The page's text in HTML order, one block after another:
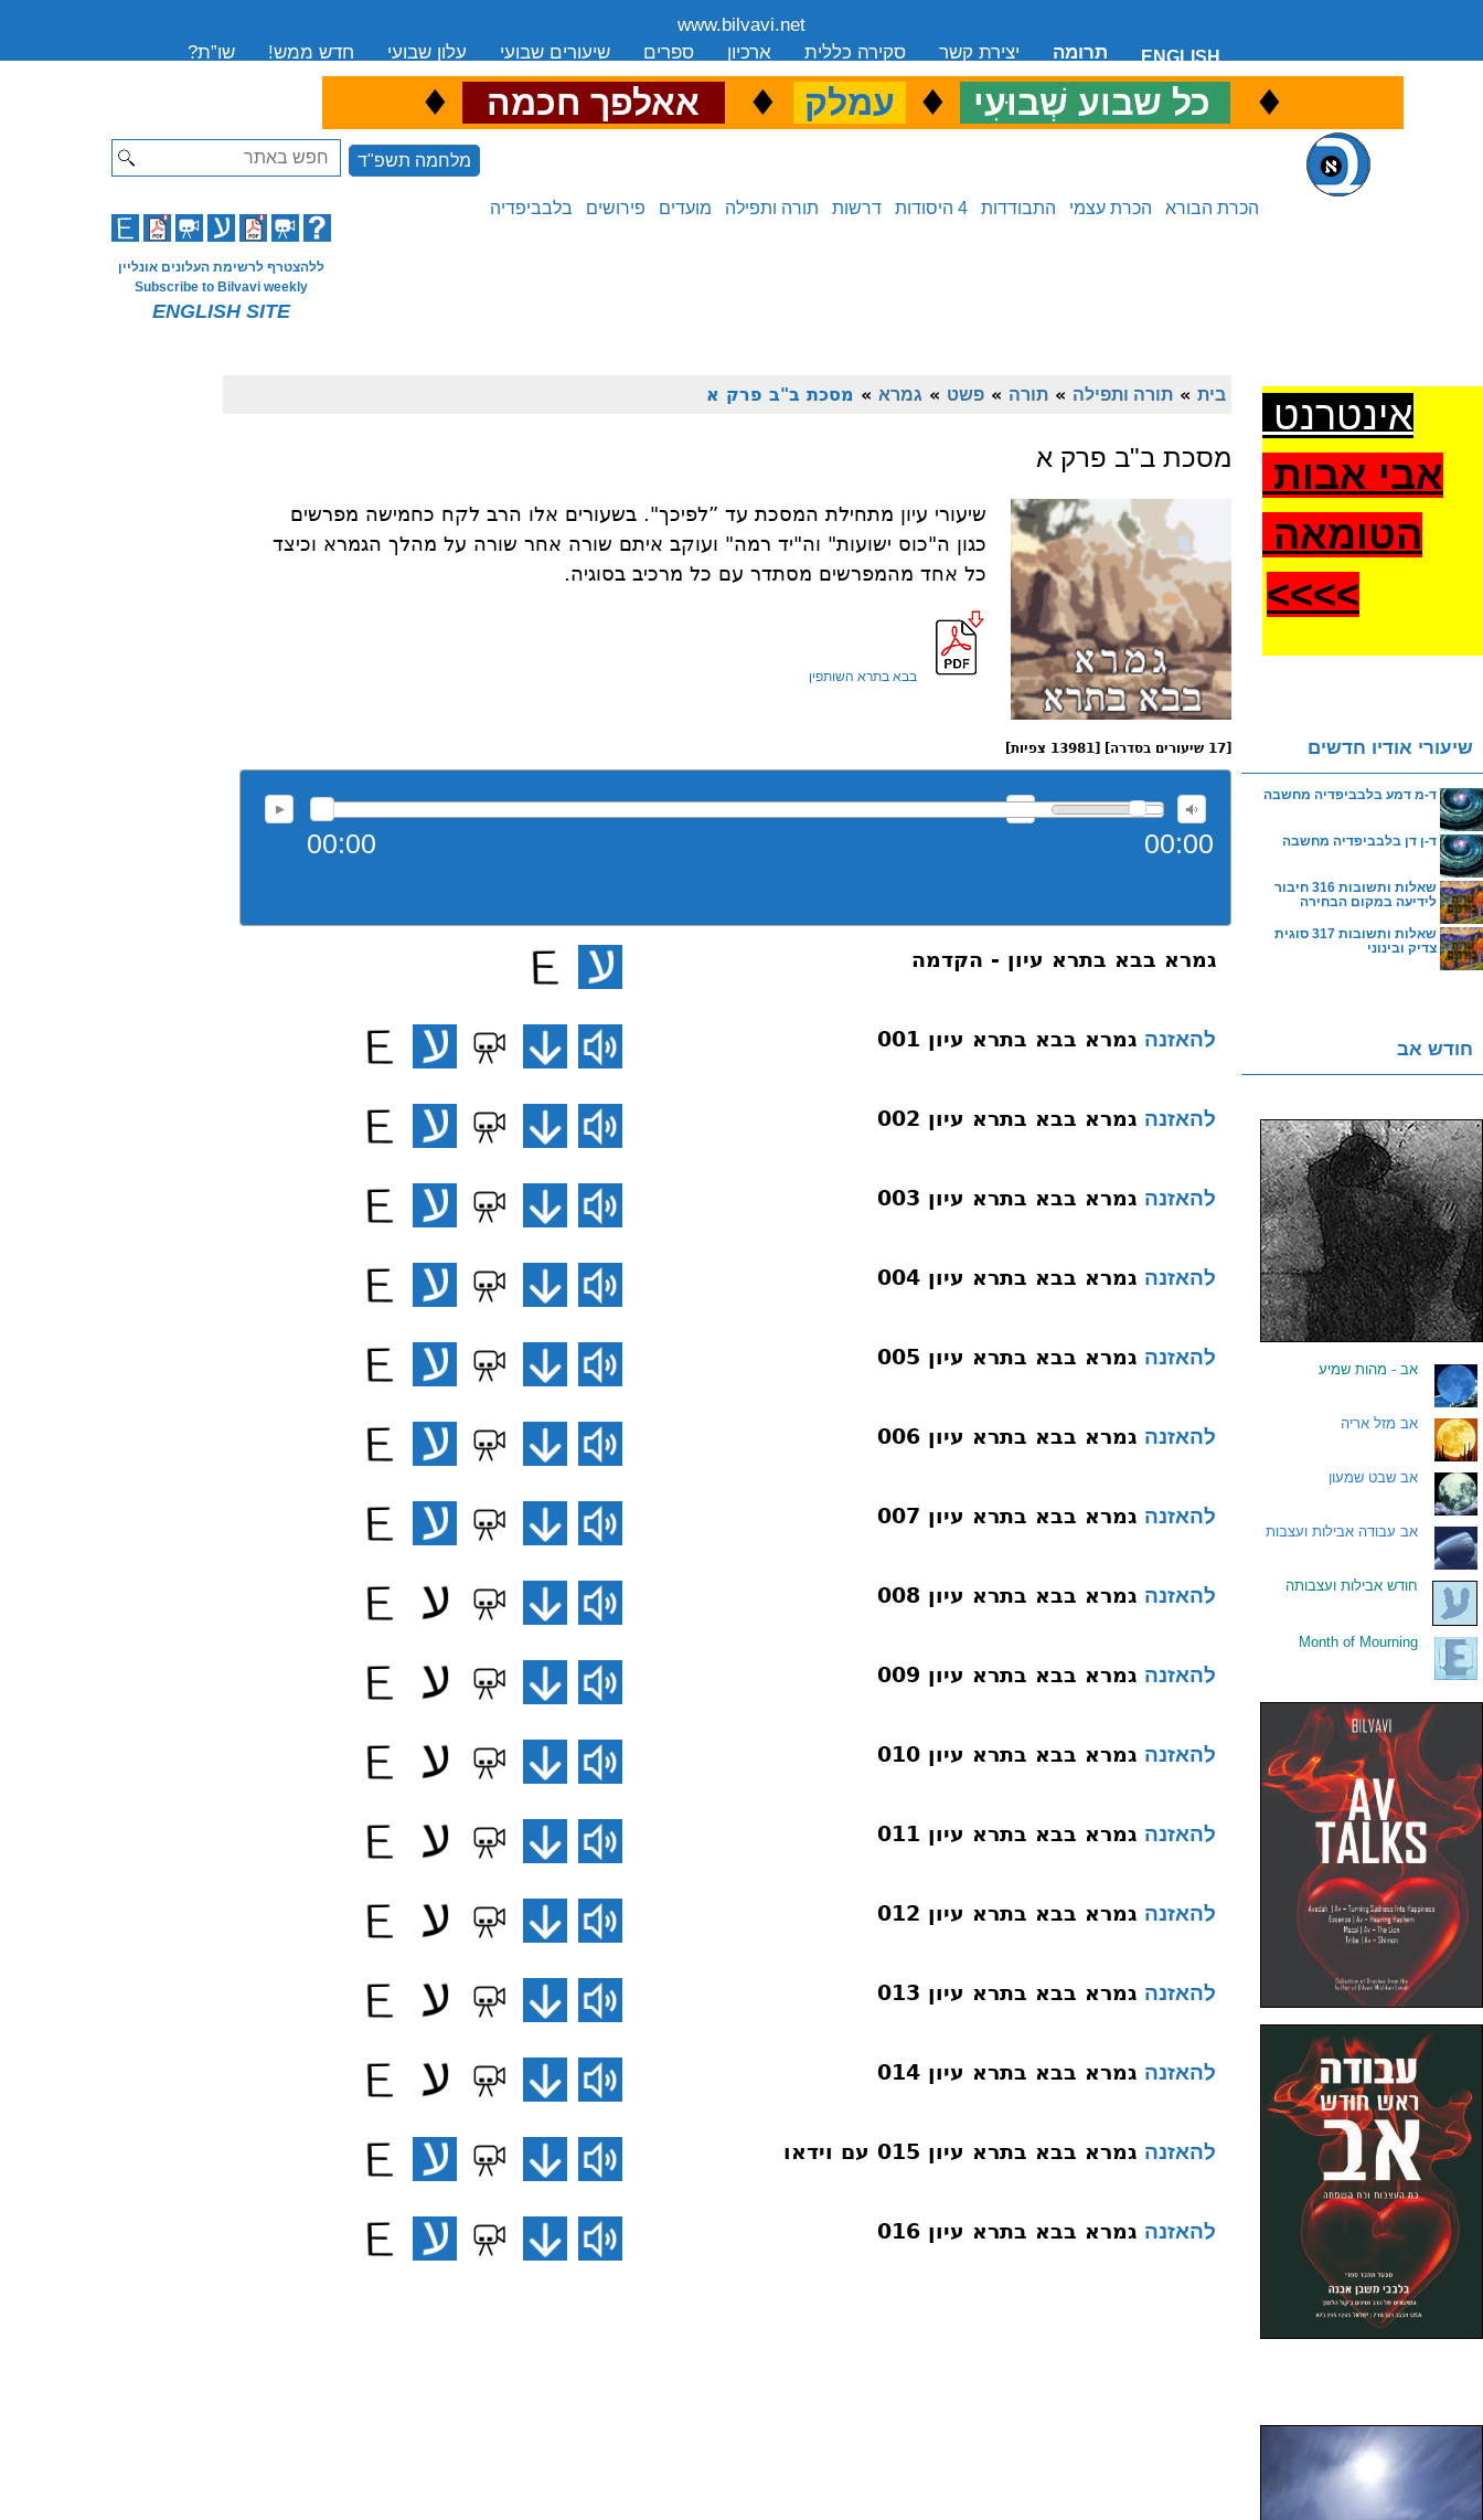
www.bilvavi.net
שו”ת?
חדש ממש! עלון שבועי שיעורים שבועי ספרים ארכיון סקירה כללית יצירת קשר תרומה ENGLISH
♦ כל שבוע שְׁבוּעִי ♦ עמלק ♦ אאלפך חכמה ♦
Search
מלחמה תשפ"ד
הכרת הבורא הכרת עצמי התבודדות 4 היסודות דרשות תורה ותפילה מועדים פירושים בלבביפדיה
ללהצטרף לרשימת העלונים אונליין
Subscribe to Bilvavi weekly
ENGLISH SITE
בית »תורה ותפילה »תורה »פשט »גמרא » מסכת ב"ב פרק א
מסכת ב"ב פרק א
שיעורי עיון מתחילת המסכת עד ”לפיכך". בשעורים אלו הרב לקח כחמישה מפרשים
כגון ה"כוס ישועות" וה"יד רמה" ועוקב איתם שורה אחר שורה על מהלך הגמרא וכיצד
כל אחד מהמפרשים מסתדר עם כל מרכיב בסוגיה.
בבא בתרא השותפין
[17 שיעורים בסדרה] [13981 צפיות]
00:00 00:00
גמרא בבא בתרא עיון - הקדמה
להאזנה גמרא בבא בתרא עיון 001
להאזנה גמרא בבא בתרא עיון 002
להאזנה גמרא בבא בתרא עיון 003
להאזנה גמרא בבא בתרא עיון 004
להאזנה גמרא בבא בתרא עיון 005
להאזנה גמרא בבא בתרא עיון 006
להאזנה גמרא בבא בתרא עיון 007
להאזנה גמרא בבא בתרא עיון 008
להאזנה גמרא בבא בתרא עיון 009
להאזנה גמרא בבא בתרא עיון 010
להאזנה גמרא בבא בתרא עיון 011
להאזנה גמרא בבא בתרא עיון 012
להאזנה גמרא בבא בתרא עיון 013
להאזנה גמרא בבא בתרא עיון 014
להאזנה גמרא בבא בתרא עיון 015 עם וידאו
להאזנה גמרא בבא בתרא עיון 016
אינטרנט
אבי אבות
הטומאה
>>>
>
שיעורי אודיו חדשים
ד-מ דמע בלבביפדיה מחשבה
ד-ן דן בלבביפדיה מחשבה
שאלות ותשובות 316 חיבור
לידיעה במקום הבחירה
שאלות ותשובות 317 סוגית
צדיק ובינוני
חודש אב
אב - מהות שמיע
אב מזל אריה
אב שבט שמעון
אב עבודה אבילות ועצבות
חודש אבילות ועצבותה
Month of Mourning